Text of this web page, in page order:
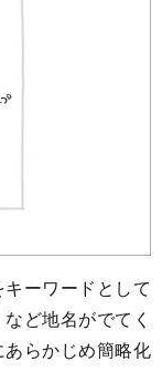
ーワードとして
ど地名がでてく
らかじめ簡略化